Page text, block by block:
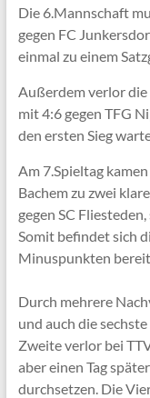
Die 6.Mannschaft
gegen FC
einmal zu einem
Außerdem verlor
mit 4:6 gegen TFG
den ersten Sieg
Am 7.Spieltag
Bachem zu zwei
gegen SC
Somit befindet sich
Minuspunkten
Durch mehrere
und auch die
Zweite verlor bei
aber einen Tag
durchsetzen. Die